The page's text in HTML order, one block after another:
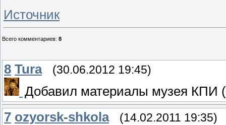
Источник
Всего комментариев: 8
8 Tura (30.06.2012 19:45)
Добавил материалы музея КПИ
7 ozyorsk-shkola (14.02.2011 19:35)